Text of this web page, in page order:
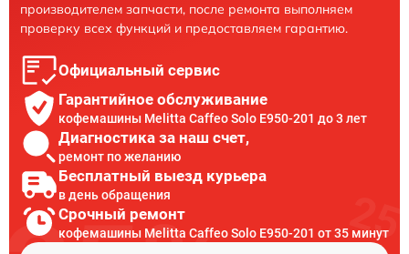
производителем запчасти, после ремонта выполняем
проверку всех функций и предоставляем гарантию.
Официальный сервис
Гарантийное обслуживание
кофемашины Melitta Caffeo Solo E950-201 до 3 лет
Диагностика за наш счет,
ремонт по желанию
Бесплатный выезд курьера
в день обращения
Срочный ремонт
кофемашины Melitta Caffeo Solo E950-201 от 35 минут